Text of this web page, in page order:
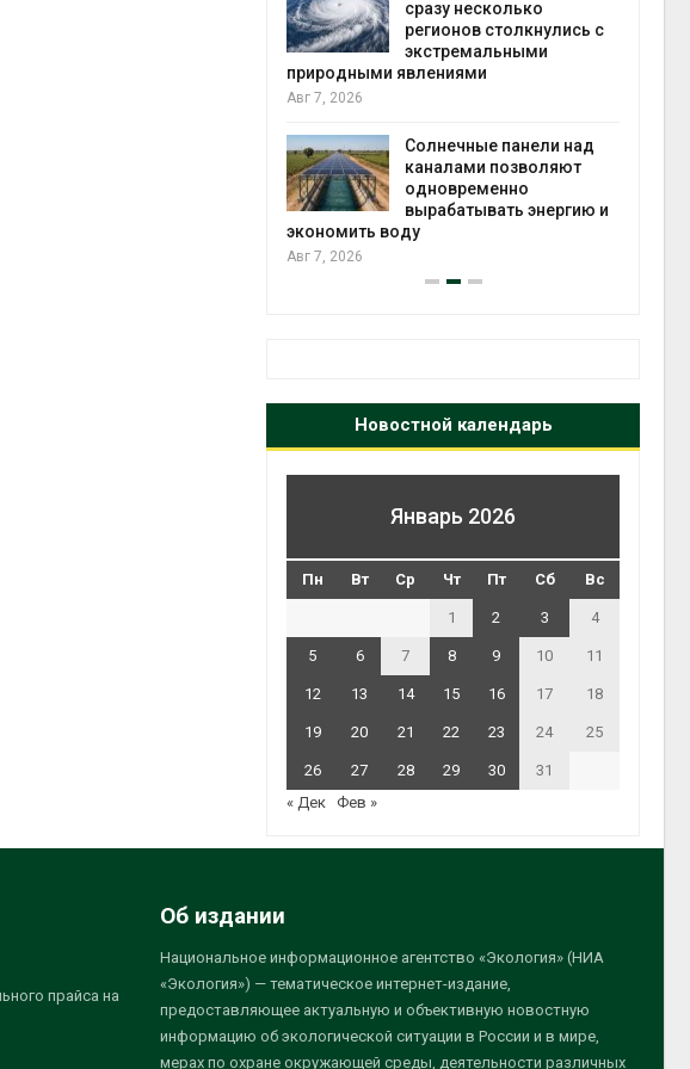
сразу несколько
регионов столкнулись с
экстремальными
природными явлениями
Авг 7, 2026
Солнечные панели над
каналами позволяют
одновременно
вырабатывать энергию и
экономить воду
Авг 7, 2026
Новостной календарь
Январь 2026
Пн Вт Ср Чт Пт Сб Вс
1 2 3 4
5 6 7 8 9 10 11
12 13 14 15 16 17 18
19 20 21 22 23 24 25
26 27 28 29 30
31
« Дек
Фев »
прайса на
Об издании
Национальное информационное агентство «Экология» (НИА
«Экология») — тематическое интернет-издание,
предоставляющее актуальную и объективную новостную
информацию об экологической ситуации в России и в мире,
мерах по охране окружающей среды, деятельности различных